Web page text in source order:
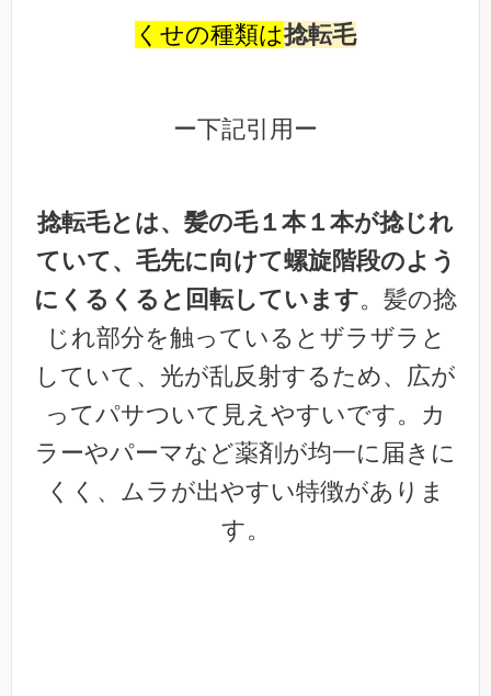
くせの種類は捻転毛
ー下記引用ー
捻転毛とは、髪の毛１本１本が捻じれ
ていて、毛先に向けて螺旋階段のよう
にくるくると回転しています。髪の捻
じれ部分を触っているとザラザラと
していて、光が乱反射するため、広が
ってパサついて見えやすいです。カ
ラーやパーマなど薬剤が均一に届きに
くく、ムラが出やすい特徴がありま
す。